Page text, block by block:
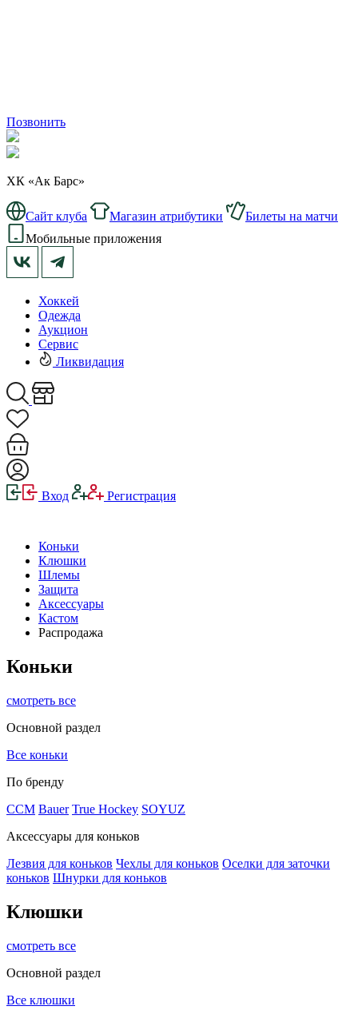
Позвонить
ХК «Ак Барс»
Сайт клуба Магазин атрибутики
Билеты на матчи
Мобильные приложения
Хоккей
Одежда
Аукцион
Сервис
Ликвидация
Вход Регистрация
Коньки
Клюшки
Шлемы
Защита
Аксессуары
Кастом
Распродажа
Коньки
смотреть все
Основной раздел
Все коньки
По бренду
ССМ Bauer True Hockey SOYUZ
Аксессуары для коньков
Лезвия для коньков Чехлы для коньков Оселки для заточки
коньков Шнурки для коньков
Клюшки
смотреть все
Основной раздел
Все клюшки